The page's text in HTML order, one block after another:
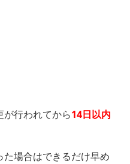
行われてから14日以内
場合はできるだけ早め